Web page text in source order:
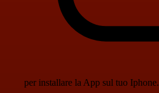
per installare la App sul tuo Iphone.